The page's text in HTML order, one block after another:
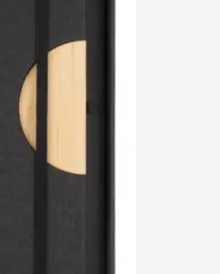
& thema's categorie